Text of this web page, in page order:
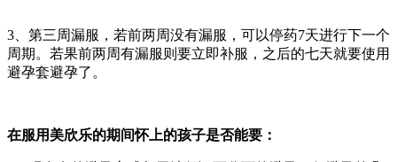
3、第三周漏服，若前两周没有漏服，可以停药7天进行下一个
周期。若果前两周有漏服则要立即补服，之后的七天就要使用
避孕套避孕了。
在服用美欣乐的期间怀上的孩子是否能要：